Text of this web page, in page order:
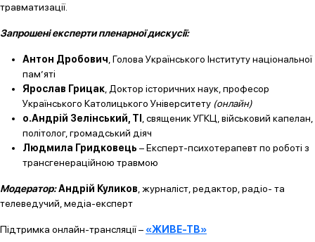
травматизації.
Запрошені експерти пленарної дискусії:
Антон Дробович , Голова Українського Інституту національної
пам’яті
Ярослав Грицак , Доктор історичних наук, професор
Українського Католицького Університету (онлайн)
о.Андрій Зелінський, ТІ
, священик УГКЦ, військовий капелан,
політолог, громадський діяч
Людмила Гридковець – Експерт-психотерапевт по роботі з
трансгенераційною травмою
Модератор:Андрій Куликов , журналіст, редактор, радіо- та
телеведучий, медіа-експерт
Підтримка онлайн-трансляції – «ЖИВЕ-ТВ»